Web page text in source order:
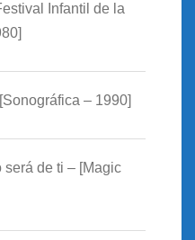
Infantil de la
– 1990]
será de ti – [Magic